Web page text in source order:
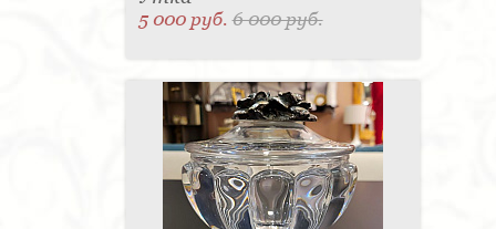
5 000 руб.6 000 руб.